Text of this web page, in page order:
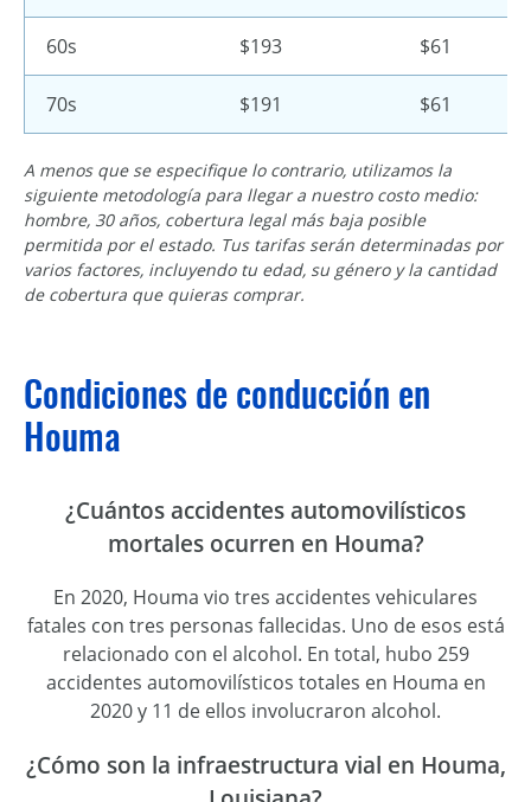
60s $193 $61
70s $191 $61
A menos que se especifique lo contrario, utilizamos la
siguiente metodología para llegar a nuestro costo medio:
hombre, 30 años, cobertura legal más baja posible
permitida por el estado. Tus tarifas serán determinadas por
varios factores, incluyendo tu edad, su género y la cantidad
de cobertura que quieras comprar.
Condiciones de conducción en
Houma
¿Cuántos accidentes automovilísticos
mortales ocurren en Houma?
En 2020, Houma vio tres accidentes vehiculares
fatales con tres personas fallecidas. Uno de esos está
relacionado con el alcohol. En total, hubo 259
accidentes automovilísticos totales en Houma en
2020 y 11 de ellos involucraron alcohol.
¿Cómo son la infraestructura vial en Houma,